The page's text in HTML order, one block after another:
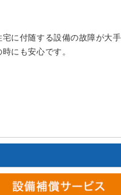
に付随する設備の故障が大
にも安心です。